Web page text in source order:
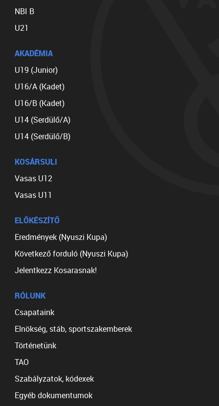
NBI B
U21
AKADÉMIA
U19 (Junior)
U16/A (Kadet)
U16/B (Kadet)
U14 (Serdülő/A)
U14 (Serdülő/B)
KOSÁRSULI
Vasas U12
Vasas U11
ELŐKÉSZÍTŐ
Eredmények (Nyuszi Kupa)
Következő forduló (Nyuszi Kupa)
Jelentkezz Kosarasnak!
RÓLUNK
Csapataink
Elnökség, stáb, sportszakemberek
Történetünk
TAO
Szabályzatok, kódexek
Egyéb dokumentumok